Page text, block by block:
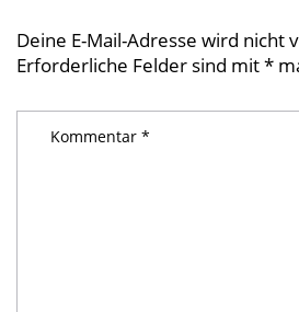
Deine E-Mail-Adresse wird nicht
Erforderliche Felder sind mit*